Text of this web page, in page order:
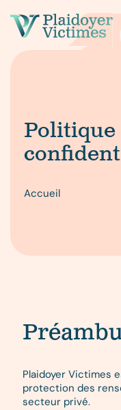
Politique
Accueil
Plaidoyer Victimes
protection des
secteur privé.